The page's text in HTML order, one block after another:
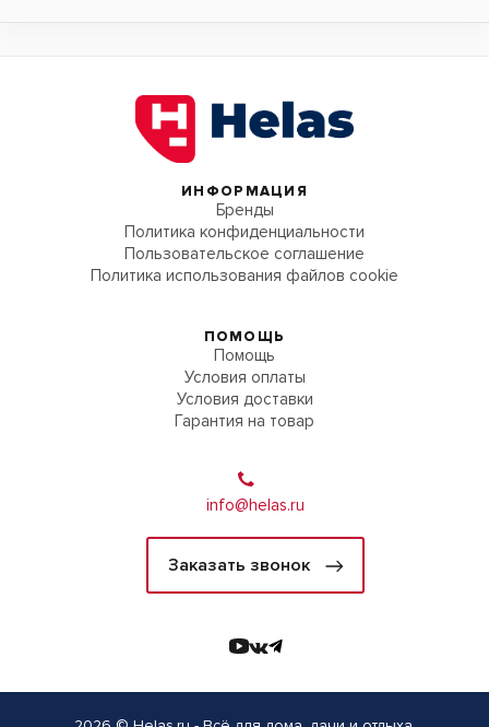
ИНФОРМАЦИЯ
Бренды
Политика конфиденциальности
Пользовательское соглашение
Политика использования файлов cookie
ПОМОЩЬ
Помощь
Условия оплаты
Условия доставки
Гарантия на товар
info@helas.ru
Заказать звонок